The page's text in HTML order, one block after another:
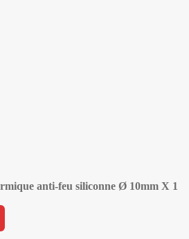
anti-feu siliconne Ø 10mm X 1